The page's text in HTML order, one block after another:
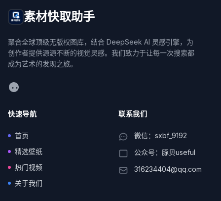
素材快取助手
聚合全球顶级无版权图库，结合 DeepSeek AI 灵感引擎，为
创作者提供源源不断的视觉灵感。我们致力于让每一次搜索都
成为艺术的发现之旅。
WeChat
快速导航
首页
精选壁纸
热门视频
关于我们
联系我们
微信：sxbf_9192
公众号：豚贝useful
316234404@qq.com